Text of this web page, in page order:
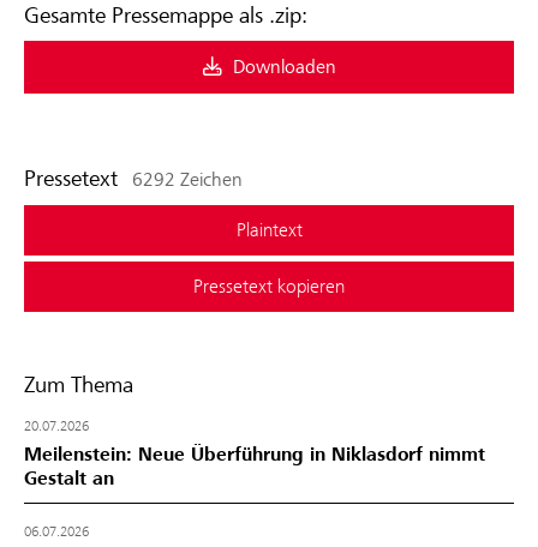
Gesamte Pressemappe als .zip:
Downloaden
Pressetext 6292 Zeichen
Plaintext
Pressetext kopieren
Zum Thema
20.07.2026
Meilenstein: Neue Überführung in Niklasdorf nimmt
Gestalt an
06.07.2026